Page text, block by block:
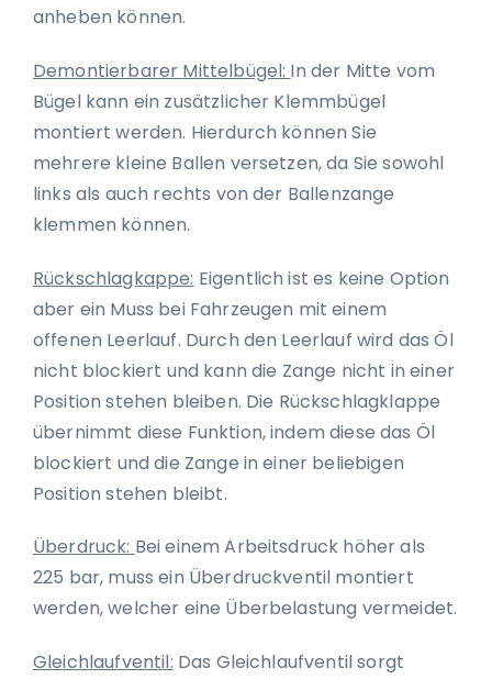
anheben können.
Demontierbarer Mittelbügel: In der Mitte vom
Bügel kann ein zusätzlicher Klemmbügel
montiert werden. Hierdurch können Sie
mehrere kleine Ballen versetzen, da Sie sowohl
links als auch rechts von der Ballenzange
klemmen können.
Rückschlagkappe: Eigentlich ist es keine Option
aber ein Muss bei Fahrzeugen mit einem
offenen Leerlauf. Durch den Leerlauf wird das Öl
nicht blockiert und kann die Zange nicht in einer
Position stehen bleiben. Die Rückschlagklappe
übernimmt diese Funktion, indem diese das Öl
blockiert und die Zange in einer beliebigen
Position stehen bleibt.
Überdruck: Bei einem Arbeitsdruck höher als
225 bar, muss ein Überdruckventil montiert
werden, welcher eine Überbelastung vermeidet.
Gleichlaufventil: Das Gleichlaufventil sorgt